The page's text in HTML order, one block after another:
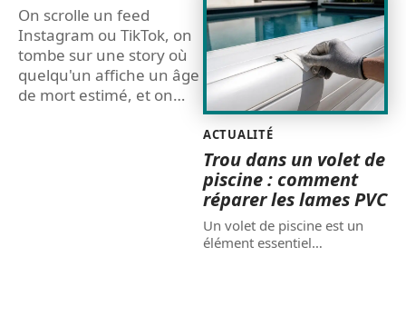
On scrolle un feed
Instagram ou TikTok, on
tombe sur une story où
quelqu'un affiche un âge
de mort estimé, et on…
ACTUALITÉ
Trou dans un volet de
piscine : comment
réparer les lames PVC
Un volet de piscine est un
élément essentiel…